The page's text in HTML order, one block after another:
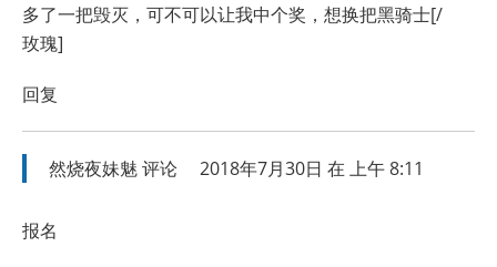
多了一把毁灭，可不可以让我中个奖，想换把黑骑士[/
玫瑰]
回复
然烧夜妹魅评论 2018年7月30日 在 上午 8:11
报名